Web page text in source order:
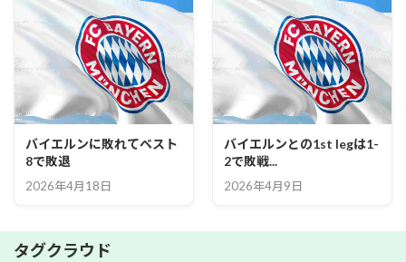
バイエルンに敗れてベスト
8で敗退
2026年4月18日
バイエルンとの1st legは1-
2で敗戦...
2026年4月9日
タグクラウド